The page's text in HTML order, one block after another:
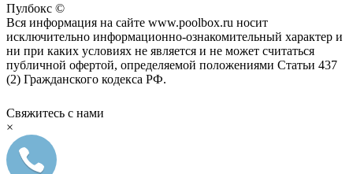
Пулбокс ©
Вся информация на сайте www.poolbox.ru носит
исключительно информационно-ознакомительный характер и
ни при каких условиях не является и не может считаться
публичной офертой, определяемой положениями Статьи 437
(2) Гражданского кодекса РФ.
Свяжитесь с нами
×